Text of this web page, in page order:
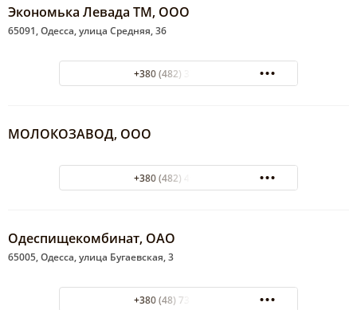
Экономька Левада ТМ, ООО
65091, Одесса, улица Средняя, 36
+380 (482) 37-57-89
МОЛОКОЗАВОД, ООО
+380 (482) 49-51-19
Одеспищекомбинат, ОАО
65005, Одесса, улица Бугаевская, 3
+380 (48) 731-19-75